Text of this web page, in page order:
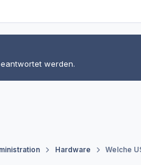
werden.
Hardware Welche